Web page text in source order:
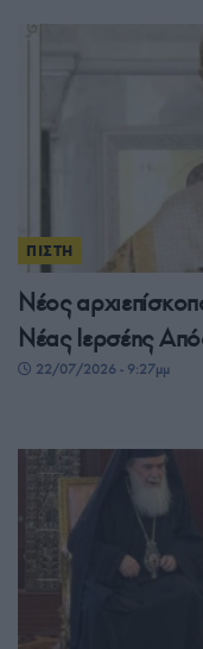
ΠΙΣΤΗ
Νέος
Νέας Ιερσέης
22/07/2026 - 9:27μμ